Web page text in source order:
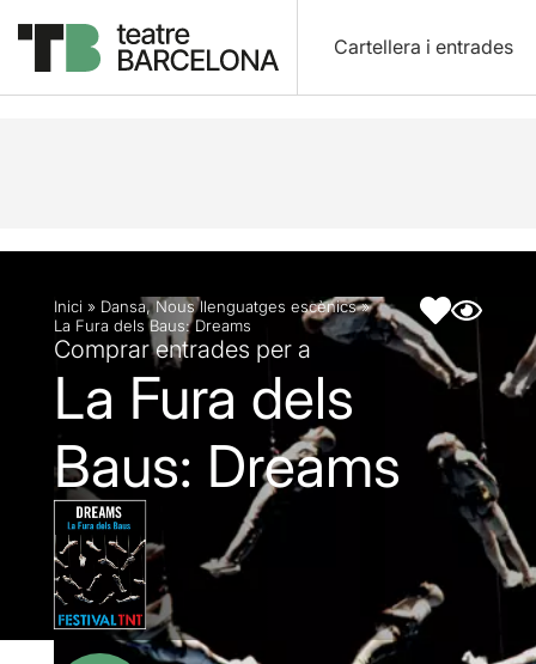
Cartellera i entrades
Descripció Fitxa artística
Inici » Dansa,Nous llenguatges escènics»
La Fura dels Baus: Dreams
Comprar entrades per a
La Fura dels
Baus: Dreams